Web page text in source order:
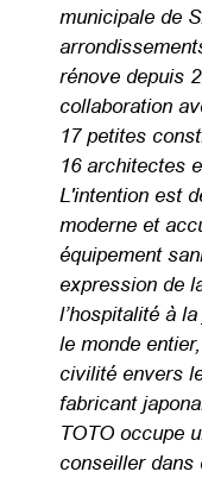
municipale de
rénove depuis
collaboration
17 petites
16 architectes
L'intention est
moderne et
équipement
expression de
l’hospitalité à
le monde
civilité envers
fabricant
TOTO occupe
conseiller dans